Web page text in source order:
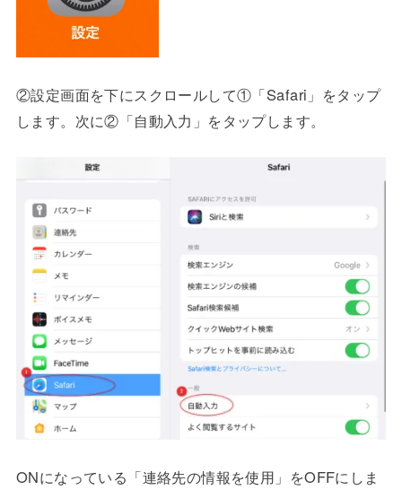
②設定画面を下にスクロールして①「Safari」をタップ
します。次に②「自動入力」をタップします。
ONになっている「連絡先の情報を使用」をOFFにしま